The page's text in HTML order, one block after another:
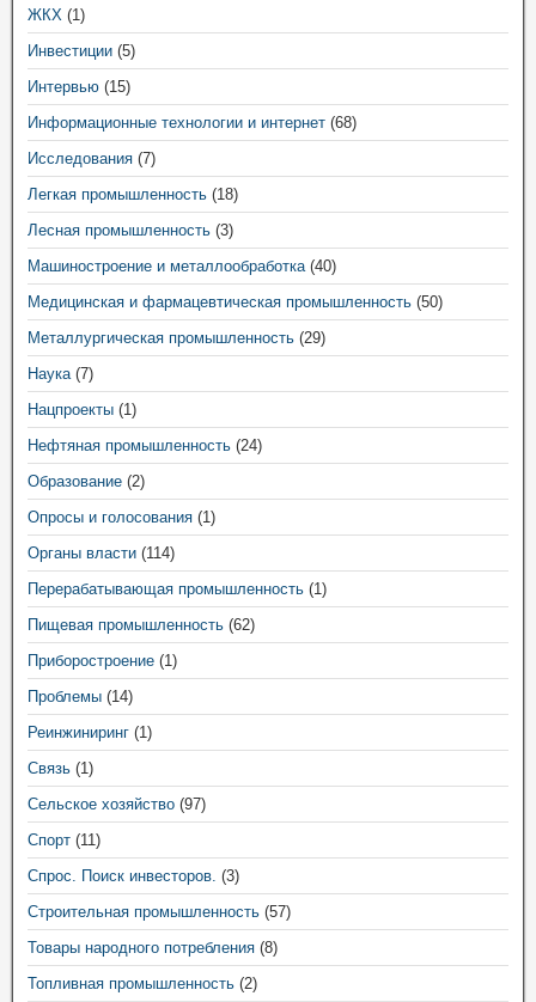
ЖКХ (1)
Инвестиции (5)
Интервью (15)
Информационные технологии и интернет (68)
Исследования (7)
Легкая промышленность (18)
Лесная промышленность (3)
Машиностроение и металлообработка(40)
Медицинская и фармацевтическая промышленность (50)
Металлургическая промышленность (29)
Наука(7)
Нацпроекты (1)
Нефтяная промышленность (24)
Образование (2)
Опросы и голосования (1)
Органы власти (114)
Перерабатывающая промышленность (1)
Пищевая промышленность (62)
Приборостроение (1)
Проблемы (14)
Реинжиниринг (1)
Связь (1)
Сельское хозяйство (97)
Спорт (11)
Спрос. Поиск инвесторов. (3)
Строительная промышленность (57)
Товары народного потребления (8)
Топливная промышленность (2)